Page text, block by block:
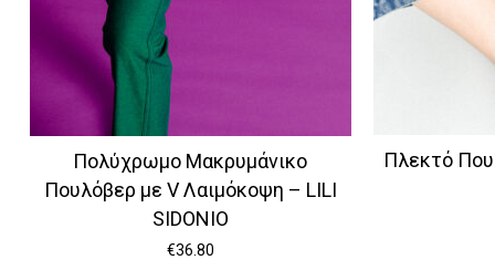
Πολύχρωμο Μακρυμάνικο
Πουλόβερ με V Λαιμόκοψη – LILI
SIDONIO
€36.80
Πλεκτό